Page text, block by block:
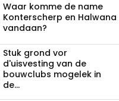
Waar komme de name
Konterscherp en Halwana
vandaan?
Stuk grond vor
d'uisvesting van de
bouwclubs mogelek in
de...